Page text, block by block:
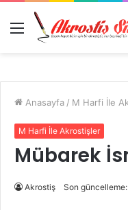
Menü
Anasayfa / M Harfi İle
M Harfi İle Akrostişler
Mübarek
Akrostiş Son güncelleme: